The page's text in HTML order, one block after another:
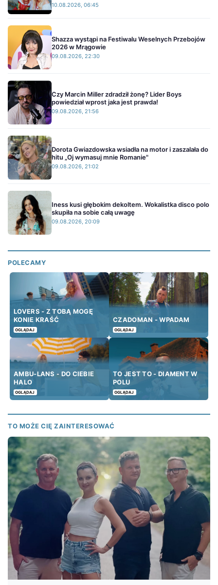
10.08.2026, 06:45
Shazza wystąpi na Festiwalu Weselnych Przebojów
2026 w Mrągowie
09.08.2026, 22:30
Czy Marcin Miller zdradził żonę? Lider Boys
powiedział wprost jaka jest prawda!
09.08.2026, 21:56
Dorota Gwiazdowska wsiadła na motor i zaszalała do
hitu „Oj wymasuj mnie Romanie"
09.08.2026, 21:02
Iness kusi głębokim dekoltem. Wokalistka disco polo
skupiła na sobie całą uwagę
09.08.2026, 20:09
POLECAMY
LOVERS - Z TOBĄ MOGĘ
KONIE KRAŚĆ
OGLĄDAJ
CZADOMAN - WPADAM
OGLĄDAJ
AMBU-LANS - DO CIEBIE
HALO
OGLĄDAJ
TO JEST TO - DIAMENT W
POLU
OGLĄDAJ
TO MOŻE CIĘ ZAINTERESOWAĆ